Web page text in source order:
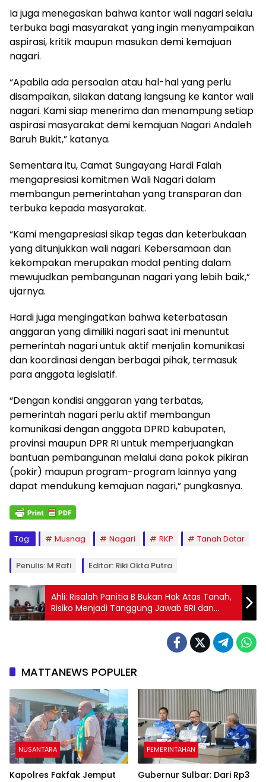
Ia juga menegaskan bahwa kantor wali nagari selalu
terbuka bagi masyarakat yang ingin menyampaikan
aspirasi, kritik maupun masukan demi kemajuan
nagari.
“Apabila ada persoalan atau hal-hal yang perlu
disampaikan, silakan datang langsung ke kantor wali
nagari. Kami siap menerima dan menampung setiap
aspirasi masyarakat demi kemajuan Nagari Andaleh
Baruh Bukit,” katanya.
Sementara itu, Camat Sungayang Hardi Falah
mengapresiasi komitmen Wali Nagari dalam
membangun pemerintahan yang transparan dan
terbuka kepada masyarakat.
“Kami mengapresiasi sikap tegas dan keterbukaan
yang ditunjukkan wali nagari. Kebersamaan dan
kekompakan merupakan modal penting dalam
mewujudkan pembangunan nagari yang lebih baik,”
ujarnya.
Hardi juga mengingatkan bahwa keterbatasan
anggaran yang dimiliki nagari saat ini menuntut
pemerintah nagari untuk aktif menjalin komunikasi
dan koordinasi dengan berbagai pihak, termasuk
para anggota legislatif.
“Dengan kondisi anggaran yang terbatas,
pemerintah nagari perlu aktif membangun
komunikasi dengan anggota DPRD kabupaten,
provinsi maupun DPR RI untuk memperjuangkan
bantuan pembangunan melalui dana pokok pikiran
(pokir) maupun program-program lainnya yang
dapat mendukung kemajuan nagari,” pungkasnya.
Tag: Musnag Nagari RKP Tanah Datar
Penulis: M Rafi Editor: Riki Okta Putra
Ahli: Risalah Panitia B Bukan Hak Atas Tanah,
Risiko Menjadi Tanggung Jawab BRI dan
Pelaksana
MATTANEWS POPULER
NUSANTARA
Kapolres Fakfak Jemput
PEMERINTAHAN
Gubernur Sulbar: Dari Rp3